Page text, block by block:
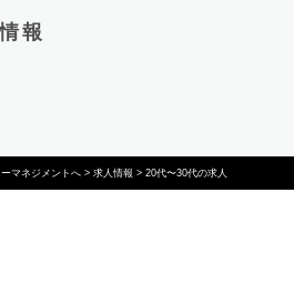
報
マネジメントへ >求人情報 >20代〜30代の求人